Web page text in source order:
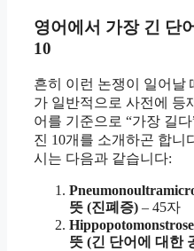
영어에서 가장 긴 단
10
흔히 이런 논쟁이 일어날
가 일반적으로 사전에 등
어를 기준으로 “가장 길다
진 10개를 소개하곤 합니
시는 다음과 같습니다:
뜻 (진폐증) – 45자
뜻 (긴 단어에 대한